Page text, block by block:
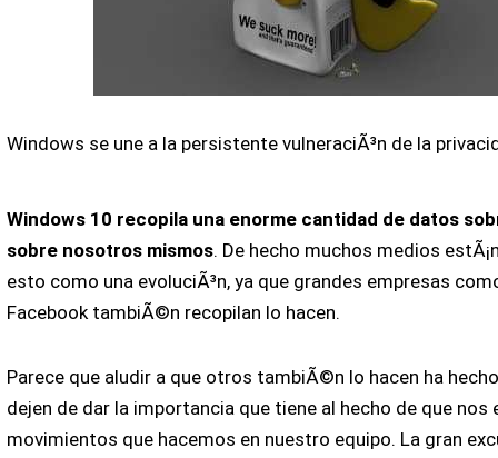
Windows se une a la persistente vulneraciÃ³n de la
Windows 10 recopila una enorme cantidad de datos
sobre nosotros mismos. De hecho muchos medios
esto como una evoluciÃ³n, ya que grandes empresas
Facebook tambiÃ©n recopilan lo hacen.
Parece que aludir a que otros tambiÃ©n lo hacen ha
dejen de dar la importancia que tiene al hecho de que
movimientos que hacemos en nuestro equipo. La gran